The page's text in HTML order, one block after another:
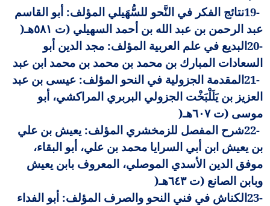
19-نتائج الفكر في النَّحو للسُّهَيلي المؤلف: أبو القاسم
عبد الرحمن بن عبد الله بن أحمد السهيلي (ت ٥٨١هـ
)
20-البديع في علم العربية المؤلف: مجد الدين أبو
السعادات المبارك بن محمد بن محمد بن محمد ابن عبد
21-المقدمة الجزولية في النحو المؤلف: عيسى بن عبد
العزيز بن يَلَلْبَخْت الجزولي البربري المراكشي، أبو
موسى (ت ٦٠٧هـ
)
22-شرح المفصل للزمخشري المؤلف: يعيش بن علي
بن يعيش ابن أبي السرايا محمد بن علي، أبو البقاء،
موفق الدين الأسدي الموصلي، المعروف بابن يعيش
وبابن الصانع (ت ٦٤٣هـ
)
23-الكناش في فني النحو والصرف المؤلف: أبو الفداء